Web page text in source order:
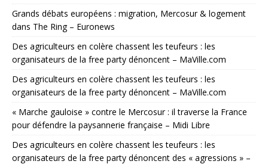
Grands débats européens : migration, Mercosur & logement
dans The Ring – Euronews
Des agriculteurs en colère chassent les teufeurs : les
organisateurs de la free party dénoncent – MaVille.com
Des agriculteurs en colère chassent les teufeurs : les
organisateurs de la free party dénoncent – MaVille.com
« Marche gauloise » contre le Mercosur : il traverse la France
pour défendre la paysannerie française – Midi Libre
Des agriculteurs en colère chassent les teufeurs : les
organisateurs de la free party dénoncent des « agressions » –